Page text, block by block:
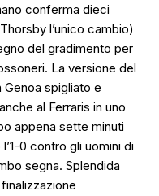
conferma dieci
l’unico cambio)
del gradimento per
La versione del
spigliato e
al Ferraris in uno
appena sette minuti
0 contro gli uomini di
segna. Splendida